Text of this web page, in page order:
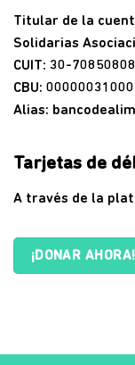
Titular de la
Solidarias
CUIT: 30-
CBU:
Alias:
Tarjetas de
A través de la
¡DONAR AHORA!